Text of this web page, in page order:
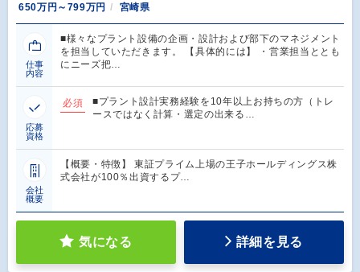
650万円～799万円
宮崎県
仕事
内容
■様々なプラント設備の企画・設計および部下のマネジメント
を担当していただきます。 【具体的には】 ・営業担当ととも
にニーズ把…
応募
資格
必須
■プラント設計実務経験を10年以上お持ちの方（トレ
ースではなく計算・選定の出来る…
会社
概要
【概要・特徴】 東証プライム上場の王子ホールディングス株
式会社が100％出資するプ…
気になる 詳細を見る